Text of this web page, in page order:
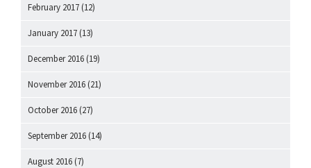
February 2017 (12)
January 2017 (13)
December 2016 (19)
November 2016 (21)
October 2016 (27)
September 2016 (14)
August 2016 (7)